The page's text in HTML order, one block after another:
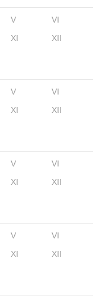
V
VI
XI XII
V
VI
XI XII
V
VI
XI XII
V
VI
XI XII